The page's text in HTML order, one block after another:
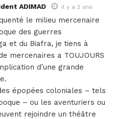
ADIMAD il y a 2 ans
le milieu mercenaire
des guerres
et du Biafra, je tiens à
mercenaires a TOUJOURS
d’une grande
épopées coloniales – tels
– ou les aventuriers ou
rejoindre un théâtre